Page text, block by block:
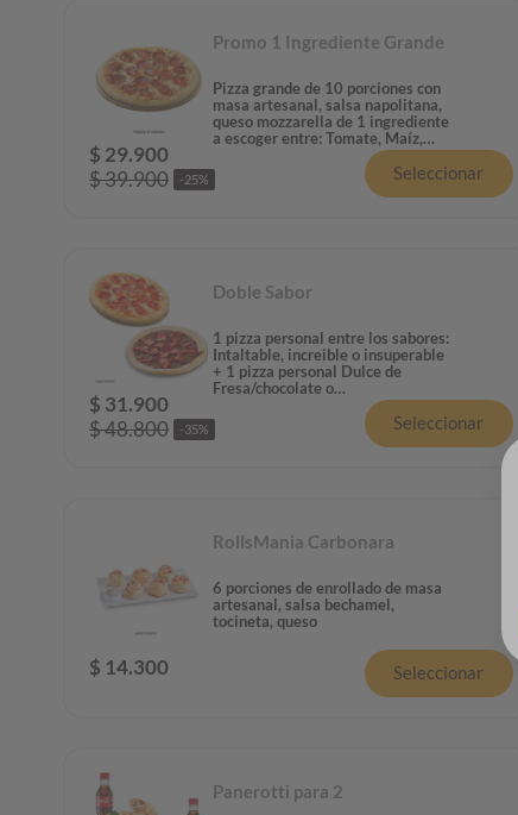
$39.900
$ 29.900
-25%
Promo 1 Ingrediente Grande
Pizza grande de 10 porciones con
masa artesanal, salsa napolitana,
queso mozzarella de 1 ingrediente
a escoger entre: Tomate, Maíz,
Champiñón, Piña, Tocineta,
Pepperoni o Jamón.
Seleccionar
$48.800
$ 31.900
-35%
Doble Sabor
1 pizza personal entre los sabores:
Intaltable, increible o insuperable
+ 1 pizza personal Dulce de
Fresa/chocolate o
Seleccionar
$ 14.300
RollsMania Carbonara
6 porciones de enrollado de masa
artesanal, salsa bechamel,
tocineta, queso
Seleccionar
Panerotti para 2